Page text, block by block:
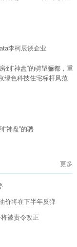
李柯辰谈企业
“神盘”的骋
更多
价将在下半年反弹
被责令改正